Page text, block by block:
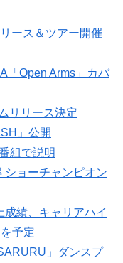
ース＆ツアー開催
「Open Arms」カバ
リリース決定
」公開
組で説明
ョーチャンピオン
績、キャリアハイ
予定
」ダンスプ